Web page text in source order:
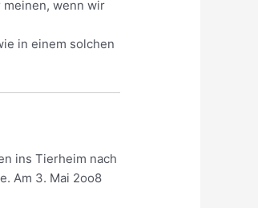
meinen, wenn wir
in einem solchen
ins Tierheim nach
Am 3. Mai 2oo8